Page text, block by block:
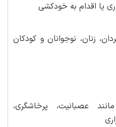
یا اقدام به خودکشی
زنان، نوجوانان و کودکان
عصبانیت، پرخاشگری،